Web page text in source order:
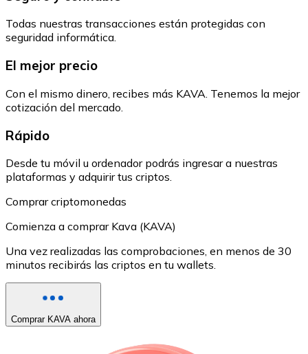
Todas nuestras transacciones están protegidas con
seguridad informática.
El mejor precio
Con el mismo dinero, recibes más KAVA. Tenemos la mejor
cotización del mercado.
Rápido
Desde tu móvil u ordenador podrás ingresar a nuestras
plataformas y adquirir tus criptos.
Comprar criptomonedas
Comienza a comprar Kava (KAVA)
Una vez realizadas las comprobaciones, en menos de 30
minutos recibirás las criptos en tu wallets.
Comprar KAVA ahora